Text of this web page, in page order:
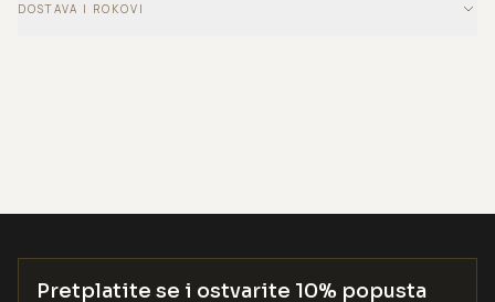
DOSTAVA I ROKOVI
Pretplatite se i ostvarite 10% popusta